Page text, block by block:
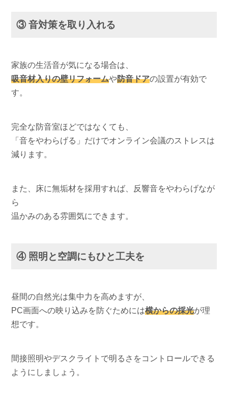
③ 音対策を取り入れる
家族の生活音が気になる場合は、
吸音材入りの壁リフォームや防音ドアの設置が有効で
す。
完全な防音室ほどではなくても、
「音をやわらげる」だけでオンライン会議のストレスは
減ります。
また、床に無垢材を採用すれば、反響音をやわらげなが
ら
温かみのある雰囲気にできます。
④ 照明と空調にもひと工夫を
昼間の自然光は集中力を高めますが、
PC画面への映り込みを防ぐためには横からの採光が理
想です。
間接照明やデスクライトで明るさをコントロールできる
ようにしましょう。